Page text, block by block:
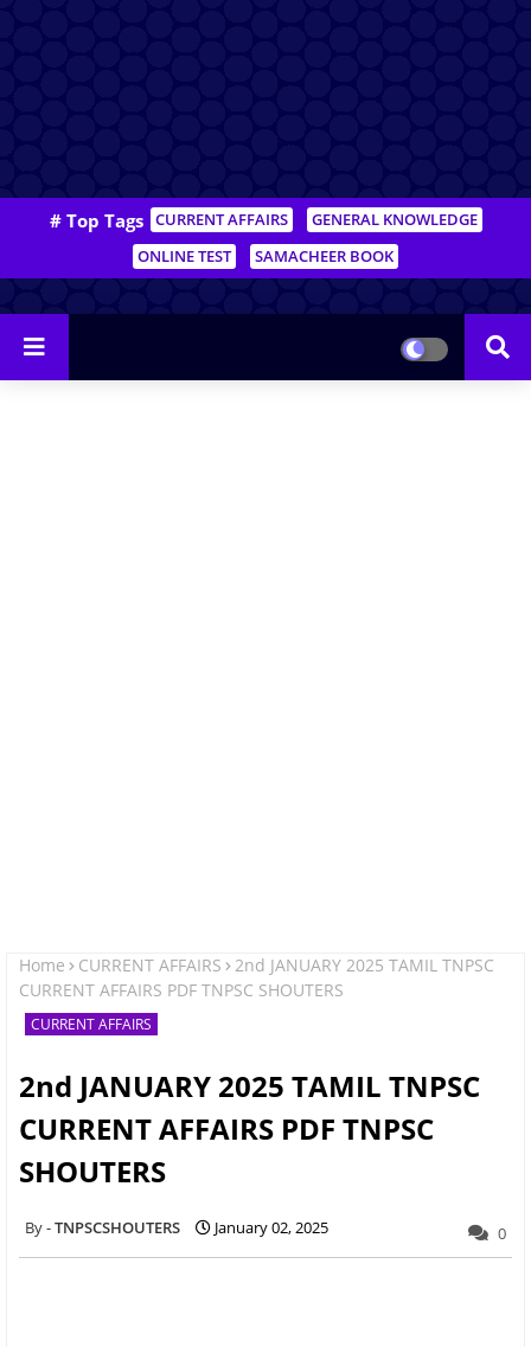
# Top Tags CURRENT AFFAIRS
GENERAL KNOWLEDGE
ONLINE TEST
SAMACHEER BOOK
Home CURRENT AFFAIRS
2nd JANUARY 2025 TAMIL TNPSC
CURRENT AFFAIRS PDF TNPSC SHOUTERS
CURRENT AFFAIRS
2nd JANUARY 2025 TAMIL TNPSC
CURRENT AFFAIRS PDF TNPSC
SHOUTERS
TNPSCSHOUTERS January 02, 2025 0